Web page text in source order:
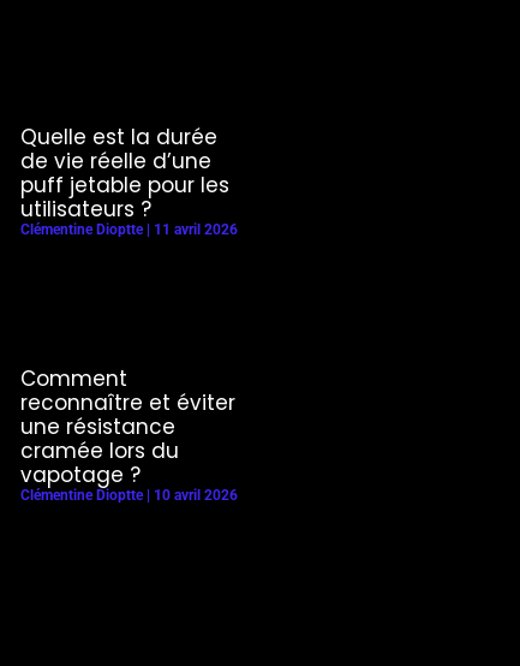
Quelle est la durée
de vie réelle d’une
puff jetable pour les
utilisateurs ?
Clémentine Dioptte 11 avril 2026
Comment
reconnaître et éviter
une résistance
cramée lors du
vapotage ?
Clémentine Dioptte 10 avril 2026